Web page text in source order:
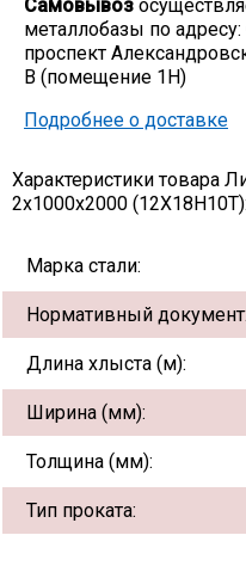
Самовывоз
металлобазы по
проспект
В (помещение 1Н)
Подробнее о доставке
Характеристики товара
2х1000х2000 (12Х18Н10Т):
Марка стали:
Нормативный документ:
Длина хлыста (м):
Ширина (мм):
Толщина (мм):
Тип проката: